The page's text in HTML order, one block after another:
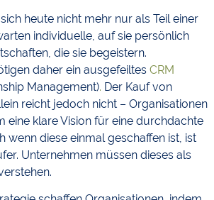
heute nicht mehr nur als Teil einer
individuelle, auf sie persönlich
die sie begeistern.
daher ein ausgefeiltes CRM
Management). Der Kauf von
reicht jedoch nicht – Organisationen
eine klare Vision für eine durchdachte
wenn diese einmal geschaffen ist, ist
Unternehmen müssen dieses als